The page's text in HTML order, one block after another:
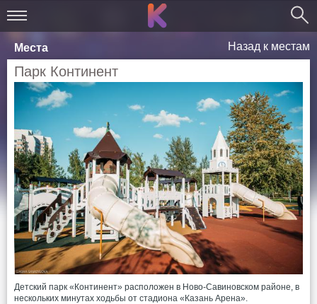
Места Назад к местам
Парк Континент
Детский парк «Континент» расположен в Ново-Савиновском районе, в
нескольких минутах ходьбы от стадиона «Казань Арена».